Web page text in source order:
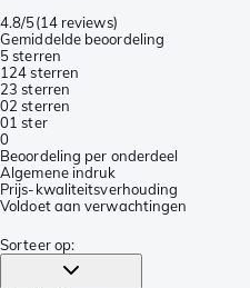
4.8/5(14 reviews)
Gemiddelde beoordeling
5 sterren
124 sterren
23 sterren
02 sterren
01 ster
0
Beoordeling per onderdeel
Algemene indruk
Prijs-kwaliteitsverhouding
Voldoet aan verwachtingen
Sorteer op: